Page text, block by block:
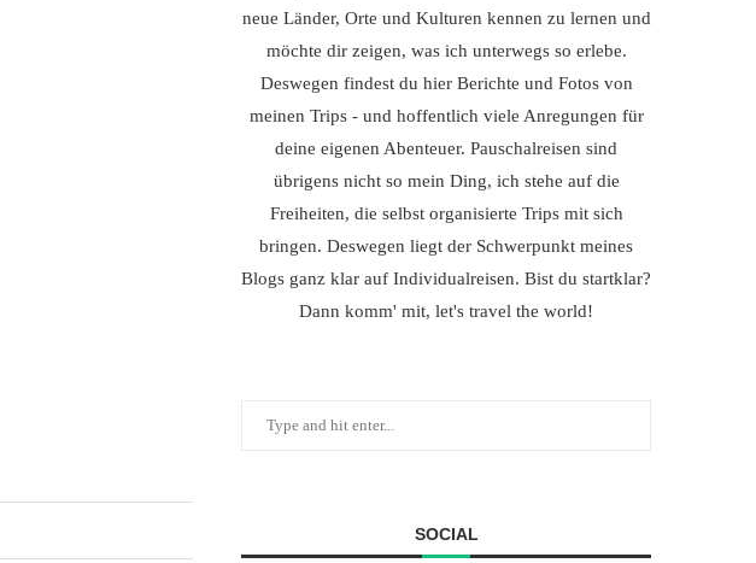
neue Länder, Orte und Kulturen kennen zu lernen und
möchte dir zeigen, was ich unterwegs so erlebe.
Deswegen findest du hier Berichte und Fotos von
meinen Trips - und hoffentlich viele Anregungen für
deine eigenen Abenteuer. Pauschalreisen sind
übrigens nicht so mein Ding, ich stehe auf die
Freiheiten, die selbst organisierte Trips mit sich
bringen. Deswegen liegt der Schwerpunkt meines
Blogs ganz klar auf Individualreisen. Bist du startklar?
Dann komm' mit, let's travel the world!
SOCIAL